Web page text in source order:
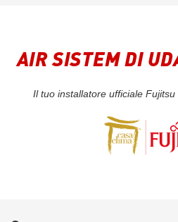
AIR SISTEM DI
Il tuo installatore ufficiale